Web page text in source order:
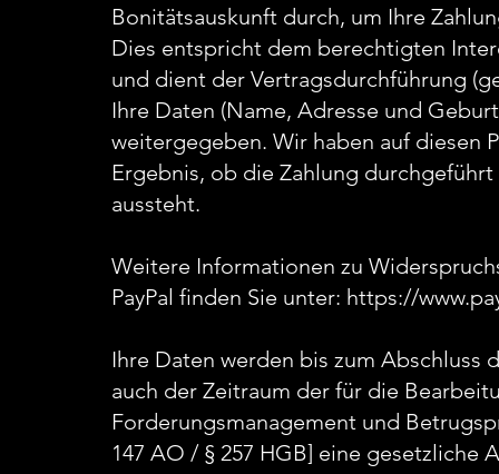
Bonitätsauskunft durch, um Ihre
Dies entspricht dem berechtigten
und dient der Vertragsdurchführung
Ihre Daten (Name, Adresse und
weitergegeben. Wir haben auf diesen
Ergebnis, ob die Zahlung
aussteht.
Weitere Informationen zu
PayPal finden Sie unter: https://
Ihre Daten werden bis zum Abschluss
auch der Zeitraum der für die
Forderungsmanagement und
147 AO / § 257 HGB] eine gesetzliche